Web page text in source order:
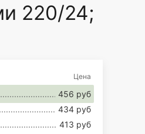
220/24;
Цена
456 руб
434 руб
413 руб